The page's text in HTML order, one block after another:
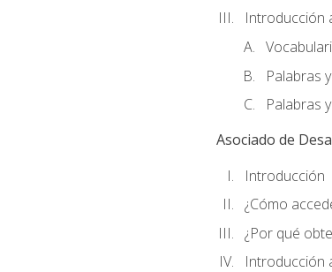
Introducción
Palabras
Palabras
Asociado de
Introducción
¿Cómo
¿Por qué
Introducción